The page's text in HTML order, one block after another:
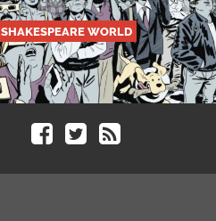
SHAKESPEARE WORLD